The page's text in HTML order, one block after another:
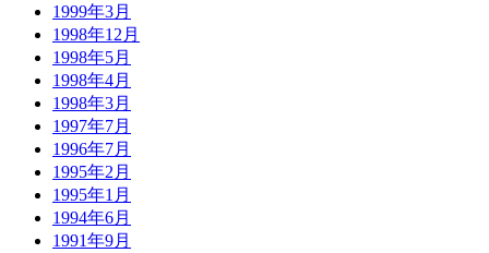
1999年3月
1998年12月
1998年5月
1998年4月
1998年3月
1997年7月
1996年7月
1995年2月
1995年1月
1994年6月
1991年9月